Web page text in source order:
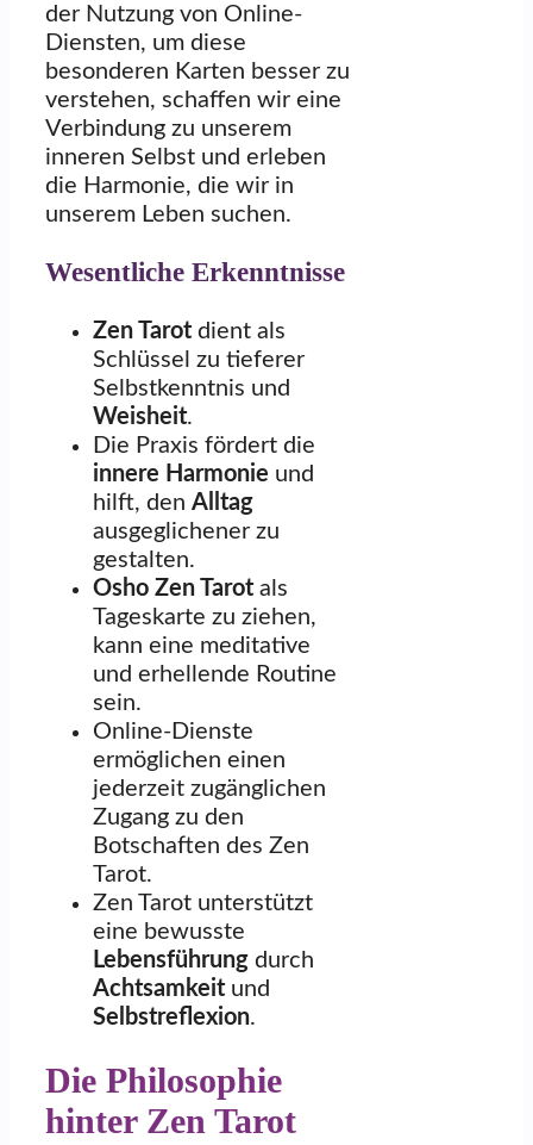
der Nutzung von Online-
Diensten, um diese
besonderen Karten besser zu
verstehen, schaffen wir eine
Verbindung zu unserem
inneren Selbst und erleben
die Harmonie, die wir in
unserem Leben suchen.
Wesentliche Erkenntnisse
Zen Tarot dient als
Schlüssel zu tieferer
Selbstkenntnis und
Weisheit.
Die Praxis fördert die
innere Harmonie und
hilft, den Alltag
ausgeglichener zu
gestalten.
Osho Zen Tarot als
Tageskarte zu ziehen,
kann eine meditative
und erhellende Routine
sein.
Online-Dienste
ermöglichen einen
jederzeit zugänglichen
Zugang zu den
Botschaften des Zen
Tarot.
Zen Tarot unterstützt
eine bewusste
Lebensführung durch
Achtsamkeit und
Selbstreflexion.
Die Philosophie
hinter Zen Tarot